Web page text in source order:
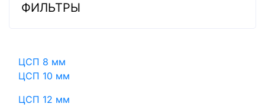
ФИЛЬТРЫ
ЦСП 8 мм
ЦСП 10 мм
ЦСП 12 мм